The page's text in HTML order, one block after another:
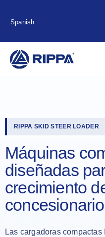
Spanish
RIPPA SKID STEER LOADER
Máquinas
diseñadas
crecimiento
Las cargadoras